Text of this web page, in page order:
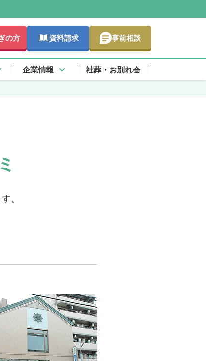
の方 資料請求 事前相談
企業情報 社葬・お別れ会
。